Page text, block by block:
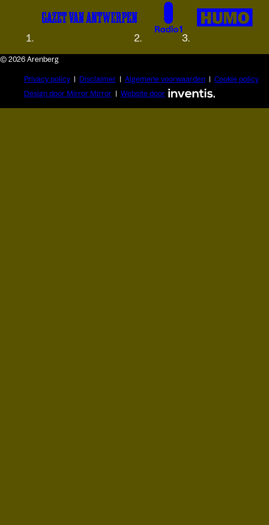
© 2026 Arenberg
Privacy policy Disclaimer Algemene voorwaarden
Cookie policy
Design door Mirror Mirror
Website door